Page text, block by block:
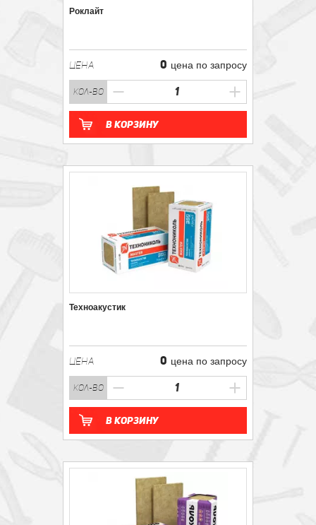
Роклайт
ЦЕНА 0 цена по запросу
кол-во
В корзину
Техноакустик
ЦЕНА 0 цена по запросу
кол-во
В корзину